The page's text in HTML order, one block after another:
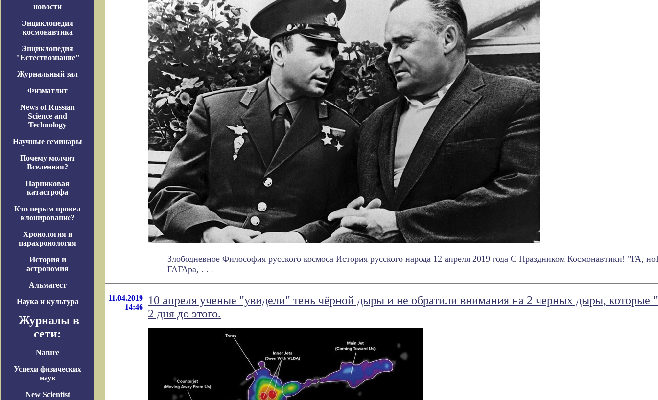
новости
Энциклопедия
космонавтика
Энциклопедия
"Естествознание"
Журнальный зал
Физматлит
News of Russian
Science and
Technology
Научные семинары
Почему молчит
Вселенная?
Парниковая
катастрофа
Кто перым провел
клонирование?
Хронология и
парахронология
История и
астрономия
Альмагест
Наука и культура
Журналы в
сети:
Nature
Успехи физических
наук
New Scientist
Злободневное Философия русского космоса История русского народа 12 апреля 2019 года С Праздником Космонавтики! "ГА,
ГАГАра, . . .
11.04.2019
14:46
10 апреля ученые "увидели" тень чёрной дыры и не обратили внимания на 2 черных дыры, которые
2 дня до этого.